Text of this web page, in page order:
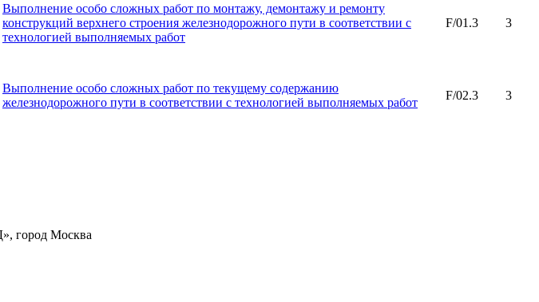
Выполнение особо сложных работ по монтажу, демонтажу и ремонту
конструкций верхнего строения железнодорожного пути в соответствии с
технологией выполняемых работ
F/01.3 3
Выполнение особо сложных работ по текущему содержанию
железнодорожного пути в соответствии с технологией выполняемых работ
F/02.3 3
город Москва